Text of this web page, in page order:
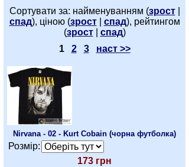
Сортувати за: найменуванням (зрост|
спад), ціною (зрост| спад), рейтингом
(зрост| спад)
1
2 3 наст >>
Nirvana - 02 - Kurt Cobain (чорна футболка)
Розмір:
173 грн